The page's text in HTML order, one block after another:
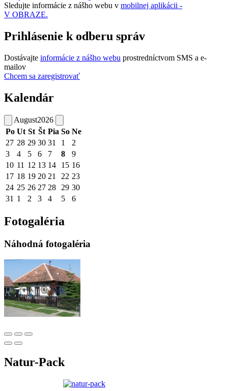
Sledujte informácie z nášho webu v mobilnej aplikácii -
V OBRAZE.
Prihlásenie k odberu správ
Dostávajte informácie z nášho webu prostredníctvom SMS a e-
mailov
Chcem sa zaregistrovať
Kalendár
August2026
Po Ut St Št Pia So Ne
27 28 29 30 31 1
2
3
4 5 6 7 8
9
10 11 12 13 14 15 16
17 18 19 20 21 22 23
24 25 26 27 28 29 30
31 1 2 3 4 5 6
Fotogaléria
Náhodná fotogaléria
Natur-Pack